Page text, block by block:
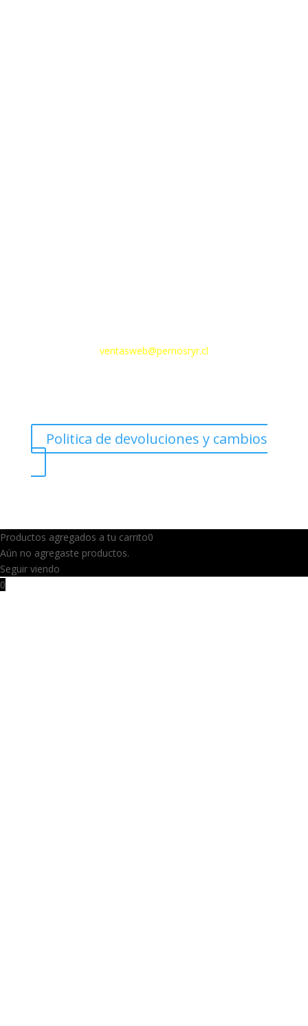
ventasweb@pernosryr.cl
Politica de devoluciones y cambios
Productos agregados a tu carrito0
Aún no agregaste productos.
Seguir viendo
0